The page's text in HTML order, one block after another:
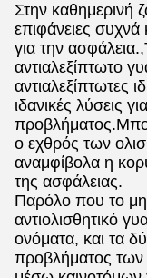
Στην καθημερινή
επιφάνειες
για την
αντιαλεξίπτωτο
αντιαλεξίπτωτες
ιδανικές λύσεις
ο εχθρός των
αναμφίβολα η
της ασφάλειας.
Παρόλο που το μη
αντιολισθητικό
ονόματα, και τα
προβλήματος των